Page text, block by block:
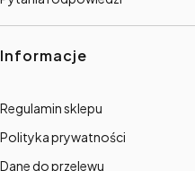
Informacje
Regulamin sklepu
Polityka prywatności
Dane do przelewu